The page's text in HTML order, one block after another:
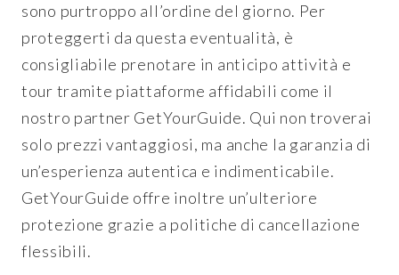
sono purtroppo all’ordine del giorno. Per
proteggerti da questa eventualità, è
consigliabile prenotare in anticipo attività e
tour tramite piattaforme affidabili come il
nostro partner GetYourGuide. Qui non troverai
solo prezzi vantaggiosi, ma anche la garanzia di
un’esperienza autentica e indimenticabile.
GetYourGuide offre inoltre un’ulteriore
protezione grazie a politiche di cancellazione
flessibili.